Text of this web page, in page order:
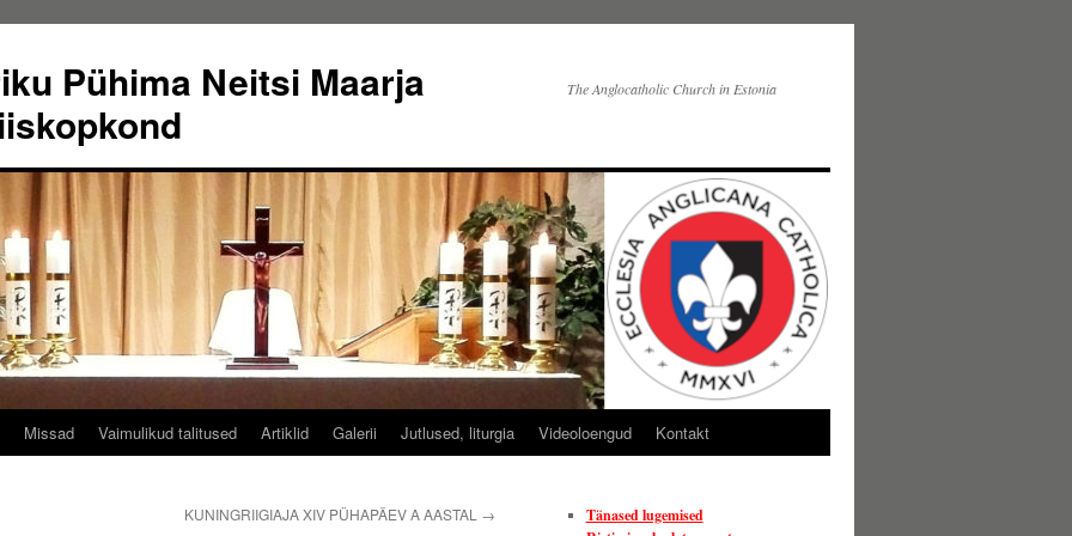
Pühima Neitsi Maarja
The Anglocatholic Church in Estonia
Missad Vaimulikud talitused Artiklid Galerii Jutlused, liturgia Videoloengud Kontakt
KUNINGRIIGIAJA XIV PÜHAPÄEV A AASTAL →
Tänased lugemised